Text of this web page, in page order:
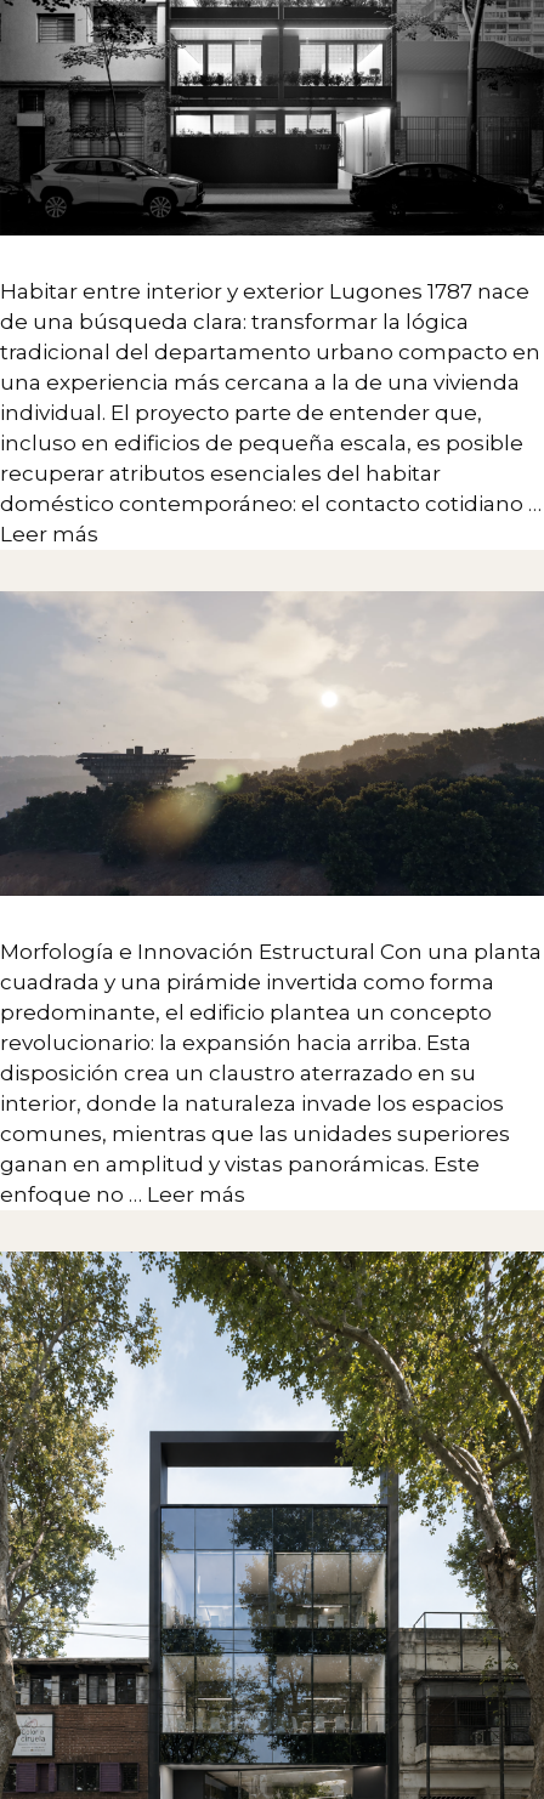
Arquitectura
Interiorismo
Branding
Desarrollo Estratégico
Diseño de sistemas complejos
CONTACTO
Habitar entre interior y exterior Lugones 1787 nace
de una búsqueda clara: transformar la lógica
tradicional del departamento urbano compacto en
una experiencia más cercana a la de una vivienda
individual. El proyecto parte de entender que,
incluso en edificios de pequeña escala, es posible
recuperar atributos esenciales del habitar
doméstico contemporáneo: el contacto cotidiano …
Leer más
Morfología e Innovación Estructural Con una planta
cuadrada y una pirámide invertida como forma
predominante, el edificio plantea un concepto
revolucionario: la expansión hacia arriba. Esta
disposición crea un claustro aterrazado en su
interior, donde la naturaleza invade los espacios
comunes, mientras que las unidades superiores
ganan en amplitud y vistas panorámicas. Este
enfoque no … Leer más